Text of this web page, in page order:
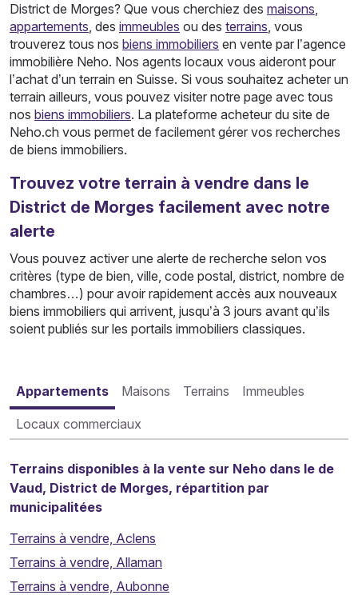
District de Morges? Que vous cherchiez des maisons,
appartements, des immeubles ou des terrains, vous
trouverez tous nos biens immobiliers en vente par l’agence
immobilière Neho. Nos agents locaux vous aideront pour
l’achat d’un terrain en Suisse. Si vous souhaitez acheter un
terrain ailleurs, vous pouvez visiter notre page avec tous
nos biens immobiliers. La plateforme acheteur du site de
Neho.ch vous permet de facilement gérer vos recherches
de biens immobiliers.
Trouvez votre terrain à vendre dans le
District de Morges facilement avec notre
alerte
Vous pouvez activer une alerte de recherche selon vos
critères (type de bien, ville, code postal, district, nombre de
chambres…) pour avoir rapidement accès aux nouveaux
biens immobiliers qui arrivent, jusqu’à 3 jours avant qu’ils
soient publiés sur les portails immobiliers classiques.
Appartements Maisons Terrains Immeubles
Locaux commerciaux
Terrains disponibles à la vente sur Neho dans le de
Vaud, District de Morges, répartition par
municipalitées
Terrains à vendre, Aclens
Terrains à vendre, Allaman
Terrains à vendre, Aubonne